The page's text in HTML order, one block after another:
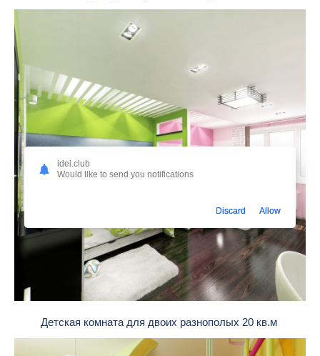
Детская комната для двоих разнополых 20 кв.м
idei.club
Would like to send you notifications
Discard Allow